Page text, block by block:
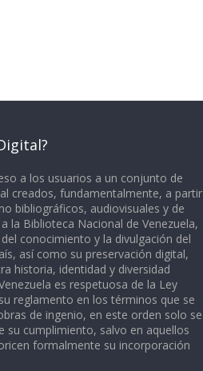
a los usuarios a un conjunto de
creados, fundamentalmente, a partir
bibliográficos, audiovisuales y de
la Biblioteca Nacional de Venezuela,
conocimiento y la divulgación del
así como su preservación digital,
historia, identidad y diversidad
es respetuosa de la Ley
reglamento en los términos que se
de ingenio, en este orden solo se
su cumplimiento, salvo en aquellos
formalmente su incorporación